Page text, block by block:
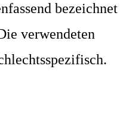
bezeichnet
verwendeten